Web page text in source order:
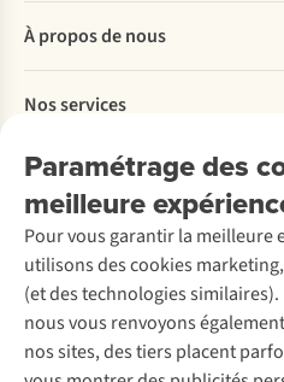
Paramétrage des
meilleure
Pour vous garantir la meilleure
utilisons des cookies
(et des technologies
nous vous renvoyons
nos sites, des tiers placent
Commander
Payer
Livraison
Rétractation d'une commande
Entretien & réparations
Garantie
Contactez-nous
À propos de nous
Explore More
À propos d’Ayacucho
Nos magasins
À propos d’A.S.Adventure
Déclaration d'accessibilité
Nos services
Location / Location sports d’hiver
Entretien de ski
Service de lavage
Entretien de chaussures
Réparation de chaussures
Réparation de vêtements
Retouches
Découvrez
A.S.Magazine
Explore Camp
Gear Check
Expertise & conseils
Abonnez-vous à la newsletter